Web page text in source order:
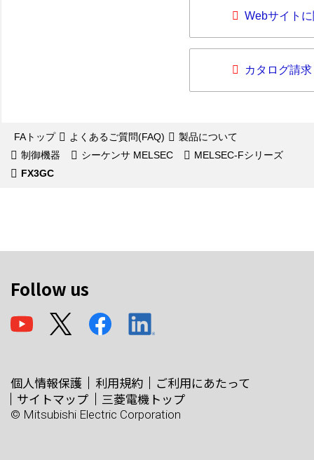
Webサイト
カタログ請求
FAトップ よくあるご質問(FAQ)
製品について
制御機器
シーケンサ MELSEC
MELSEC-Fシリーズ
FX3GC
Follow us
個人情報保護 利用規約
ご利用にあたって
サイトマップ
三菱電機トップ
© Mitsubishi Electric Corporation